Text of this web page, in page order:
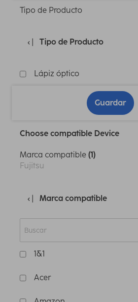
Tipo de Producto
Tipo de Producto
Lápiz óptico
Guardar
Choose compatible Device
Marca compatible (1)
Fujitsu
Marca compatible
1&1
Acer